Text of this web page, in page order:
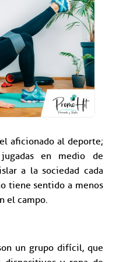
aficionado al deporte;
en medio de
a la sociedad cada
tiene sentido a menos
el campo.
un grupo difícil, que